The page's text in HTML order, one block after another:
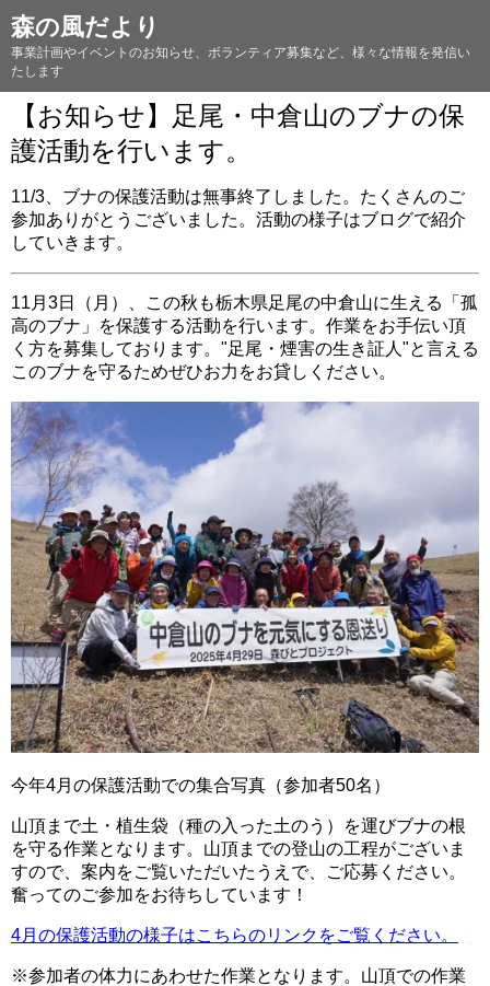
森の風だより
事業計画やイベントのお知らせ、ボランティア募集など、様々な情報を発信い
たします
【お知らせ】足尾・中倉山のブナの保
護活動を行います。
11/3、ブナの保護活動は無事終了しました。たくさんのご
参加ありがとうございました。活動の様子はブログで紹介
していきます。
11月3日（月）、この秋も栃木県足尾の中倉山に生える「孤
高のブナ」を保護する活動を行います。作業をお手伝い頂
く方を募集しております。"足尾・煙害の生き証人"と言える
このブナを守るためぜひお力をお貸しください。
今年4月の保護活動での集合写真（参加者50名）
山頂まで土・植生袋（種の入った土のう）を運びブナの根
を守る作業となります。山頂までの登山の工程がございま
すので、案内をご覧いただいたうえで、ご応募ください。
奮ってのご参加をお待ちしています！
4月の保護活動の様子はこちらのリンクをご覧ください。
※参加者の体力にあわせた作業となります。山頂での作業